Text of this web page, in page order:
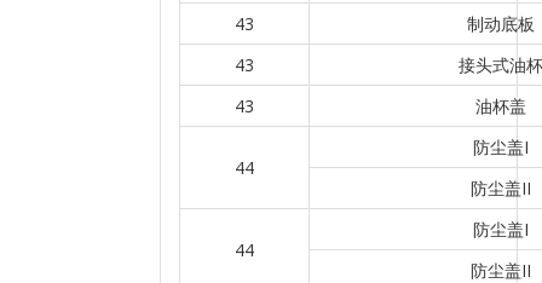
43
制动底板
43
接头式油杯
43
油杯盖
44
防尘盖I
防尘盖II
44
防尘盖I
防尘盖II